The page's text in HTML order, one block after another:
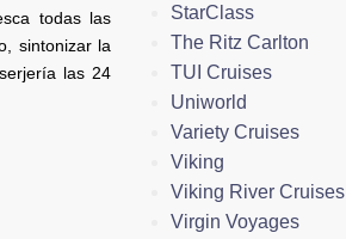
todas las
sintonizar la
las 24
StarClass
The Ritz Carlton
TUI Cruises
Uniworld
Variety Cruises
Viking
Viking River Cruises
Virgin Voyages